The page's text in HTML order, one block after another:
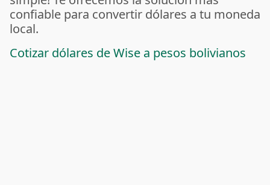
confiable para convertir dólares a tu moneda
local.
Cotizar dólares de Wise a pesos bolivianos